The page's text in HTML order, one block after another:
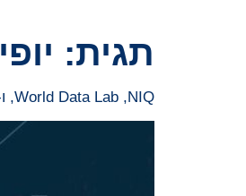
תגית: יופי
NIQ, ‏World Data Lab, ו-SPATE מפרסמות את דו"ח "עתיד היופי" – מדריך למסע דורי של קוני מוצרי טיפוח ברחבי העולם